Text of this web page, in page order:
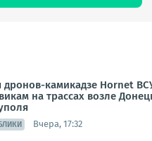
дронов-камикадзе Hornet
на трассах возле
Вчера, 17:32